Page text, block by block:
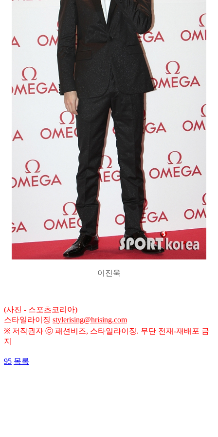
이진욱
(사진 - 스포츠코리아)
스타일라이징 stylerising@hrising.com
※ 저작권자 ⓒ 패션비즈, 스타일라이징. 무단 전재-재배포 금
지
95 목록